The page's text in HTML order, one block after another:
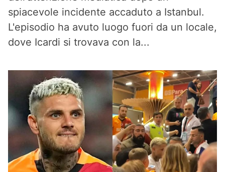
spiacevole incidente accaduto a Istanbul.
L'episodio ha avuto luogo fuori da un locale,
dove Icardi si trovava con la...